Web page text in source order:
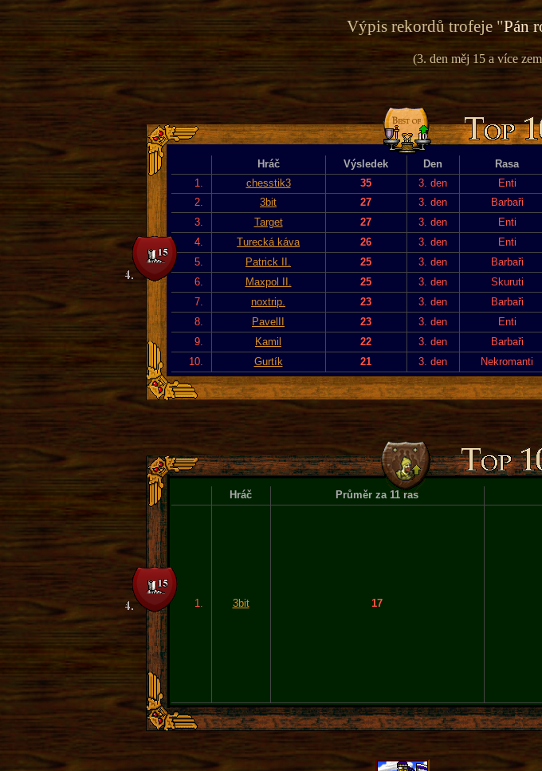
Výpis rekordů trofeje "Pán
(3. den měj 15 a více
Hráč Výsledek Den Rasa
1.
chesstik3 35 3. den Enti
2.
3bit 27 3. den Barbaři
3.
Target 27 3. den Enti
4.
Turecká káva 26 3. den Enti
5.
Patrick II. 25 3. den Barbaři
6.
Maxpol II. 25 3. den Skuruti
7.
noxtrip. 23 3. den Barbaři
8.
PavelII 23 3. den Enti
9.
Kamil 22 3. den Barbaři
10.
Gurtík 21 3. den Nekromanti
Hráč Průměr za 11 ras
1. 3bit 17